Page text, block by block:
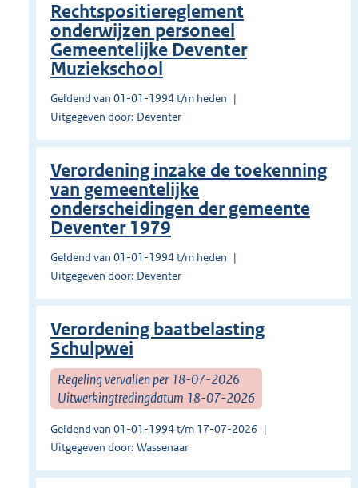
Rechtspositiereglement
onderwijzen personeel
Gemeentelijke Deventer
Muziekschool
Geldend van 01-01-1994 t/m heden
Uitgegeven door: Deventer
Verordening inzake de toekenning
van gemeentelijke
onderscheidingen der gemeente
Deventer 1979
Geldend van 01-01-1994 t/m heden
Uitgegeven door: Deventer
Verordening baatbelasting
Schulpwei
Regeling vervallen per 18-07-2026
Uitwerkingtredingdatum 18-07-2026
Geldend van 01-01-1994 t/m 17-07-2026
Uitgegeven door: Wassenaar